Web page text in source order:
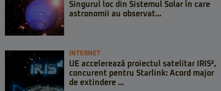
Singurul loc din Sistemul Solar în care
astronomii au observat...
INTERNET
UE accelerează proiectul satelitar IRIS²,
concurent pentru Starlink: Acord major
de extindere ...